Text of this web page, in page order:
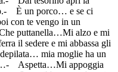
È un porco… e se ci
con te vengo in un
puttanella…Mi alzo e mi
il sedere e mi abbassa gli
mia moglie ha un
Aspetta…Mi appoggia